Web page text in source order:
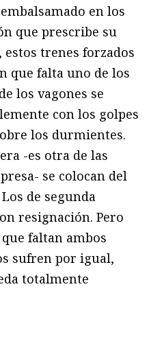
en los
que prescribe su
estos trenes forzados
que falta uno de los
los vagones se
con los golpes
los durmientes.
-es otra de las
se colocan del
de segunda
resignación. Pero
faltan ambos
sufren por igual,
totalmente